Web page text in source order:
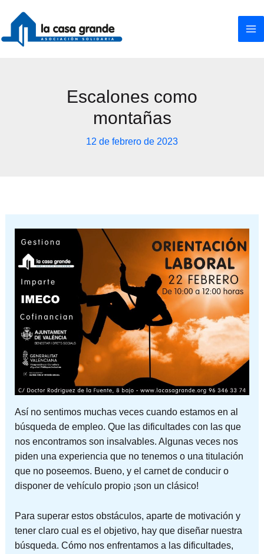
contenido
Escalones como
montañas
12 de febrero de 2023
Así no sentimos muchas veces cuando estamos en al
búsqueda de empleo. Que las dificultades con las que
nos encontramos son insalvables. Algunas veces nos
piden una experiencia que no tenemos o una titulación
que no poseemos. Bueno, y el carnet de conducir o
disponer de vehículo propio ¡son un clásico!
Para superar estos obstáculos, aparte de motivación y
tener claro cual es el objetivo, hay que diseñar nuestra
búsqueda. Cómo nos enfrentamos a las dificultades,